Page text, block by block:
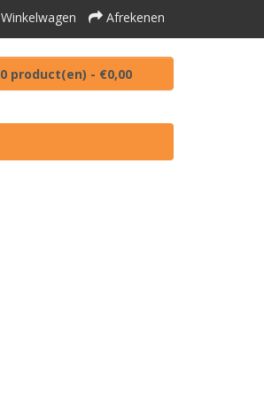
Winkelwagen Afrekenen
0 product(en) - €0,00